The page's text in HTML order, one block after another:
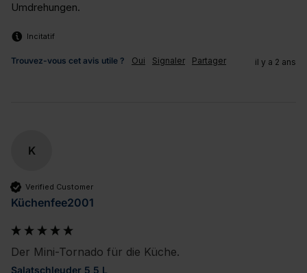
Umdrehungen.
Incitatif
Trouvez-vous cet avis utile ? Oui Signaler Partager il y a 2 ans
K
Verified Customer
Küchenfee2001
Der Mini-Tornado für die Küche.
Salatschleuder 5,5 L